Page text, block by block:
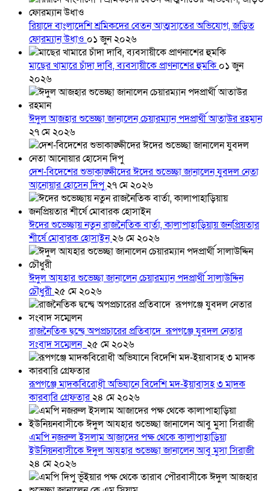
রিয়াদে বাংলাদেশি শ্রমিকদের বেতন আত্মসাতের অভিযোগ, জড়িত
ফোরম্যান উধাও ০১ জুন ২০২৬
মাছের খামারে চাঁদা দাবি, ব্যবসায়ীকে প্রাণনাশের হুমকি ০১ জুন
২০২৬
ঈদুল আজহার শুভেচ্ছা জানালেন চেয়ারম্যান পদপ্রার্থী আতাউর রহমান
২৭ মে ২০২৬
দেশ-বিদেশের শুভাকাঙ্ক্ষীদের ঈদের শুভেচ্ছা জানালেন যুবদল নেতা
আনোয়ার হোসেন দিপু২৭ মে ২০২৬
ঈদের শুভেচ্ছায় নতুন রাজনৈতিক বার্তা, কালাপাহাড়িয়ায় জনপ্রিয়তার
শীর্ষে মোবারক হোসাইন২৬ মে ২০২৬
ঈদুল আযহার শুভেচ্ছা জানালেন চেয়ারম্যান পদপ্রার্থী সালাউদ্দিন
চৌধুরী২৫ মে ২০২৬
রাজনৈতিক দ্বন্দ্বে অপপ্রচারের প্রতিবাদে ‎রূপগঞ্জে যুবদল নেতার
সংবাদ সম্মেলন ‎ ২৫ মে ২০২৬
রূপগঞ্জে মাদকবিরোধী অভিযানে বিদেশি মদ-ইয়াবাসহ ৩ মাদক
কারবারি গ্রেফতার২৪ মে ২০২৬
এমপি নজরুল ইসলাম আজাদের পক্ষ থেকে কালাপাহাড়িয়া
ইউনিয়নবাসীকে ঈদুল আযহার শুভেচ্ছা জানালেন আবু মুসা সিরাজী
২৪ মে ২০২৬